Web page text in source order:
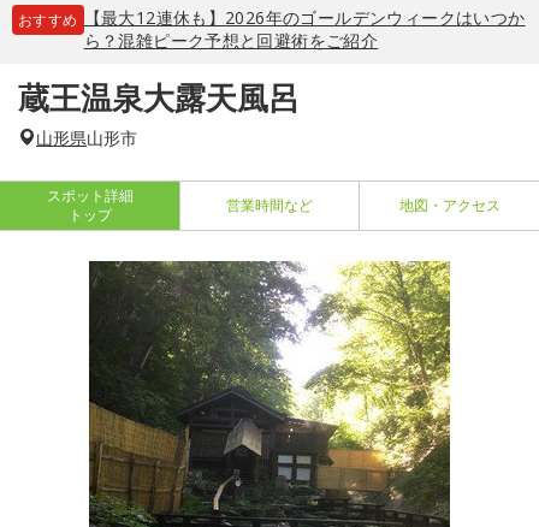
おすすめ
【最大12連休も】2026年のゴールデンウィークはいつか
ら？混雑ピーク予想と回避術をご紹介
蔵王温泉大露天風呂
山形県山形市
スポット詳細
トップ
営業時間など 地図・アクセス